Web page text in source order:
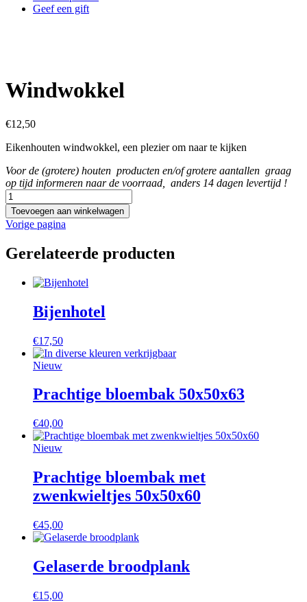
Geef een gift
Windwokkel
€12,50
Eikenhouten windwokkel, een plezier om naar te kijken
Voor de (grotere) houten producten en/of grotere aantallen graag
op tijd informeren naar de voorraad, anders 14 dagen levertijd !
Windwokkel
aantal
Toevoegen aan winkelwagen
Vorige pagina
Gerelateerde producten
Bijenhotel
€17,50
Nieuw
Prachtige bloembak 50x50x63
€40,00
Nieuw
Prachtige bloembak met
zwenkwieltjes 50x50x60
€45,00
Gelaserde broodplank
€15,00